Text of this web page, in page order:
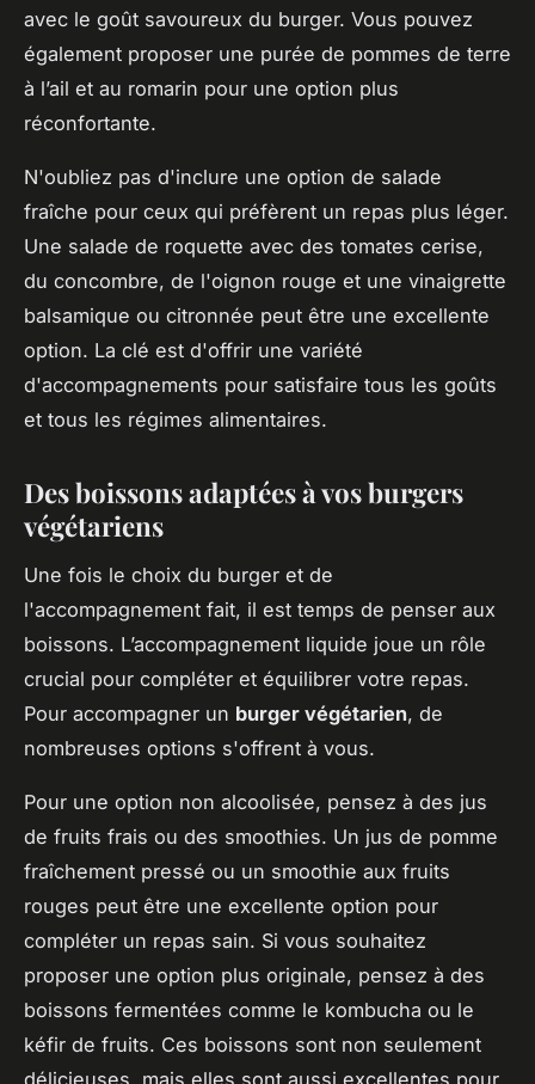
avec le goût savoureux du burger. Vous pouvez
également proposer une purée de pommes de terre
à l’ail et au romarin pour une option plus
réconfortante.
N'oubliez pas d'inclure une option de salade
fraîche pour ceux qui préfèrent un repas plus léger.
Une salade de roquette avec des tomates cerise,
du concombre, de l'oignon rouge et une vinaigrette
balsamique ou citronnée peut être une excellente
option. La clé est d'offrir une variété
d'accompagnements pour satisfaire tous les goûts
et tous les régimes alimentaires.
Des boissons adaptées à vos burgers
végétariens
Une fois le choix du burger et de
l'accompagnement fait, il est temps de penser aux
boissons. L’accompagnement liquide joue un rôle
crucial pour compléter et équilibrer votre repas.
Pour accompagner un burger végétarien, de
nombreuses options s'offrent à vous.
Pour une option non alcoolisée, pensez à des jus
de fruits frais ou des smoothies. Un jus de pomme
fraîchement pressé ou un smoothie aux fruits
rouges peut être une excellente option pour
compléter un repas sain. Si vous souhaitez
proposer une option plus originale, pensez à des
boissons fermentées comme le kombucha ou le
kéfir de fruits. Ces boissons sont non seulement